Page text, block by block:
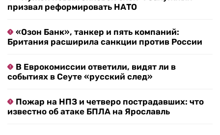
призвал реформировать НАТО
«Озон Банк», танкер и пять компаний:
Британия расширила санкции против России
В Еврокомиссии ответили, видят ли в
событиях в Сеуте «русский след»
Пожар на НПЗ и четверо пострадавших: что
известно об атаке БПЛА на Ярославль